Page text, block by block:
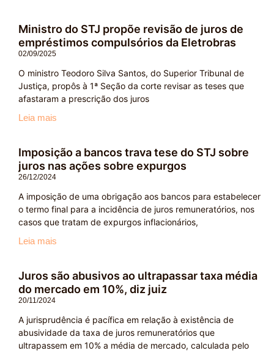
Ministro do STJ propõe revisão de juros de
empréstimos compulsórios da Eletrobras
02/09/2025
O ministro Teodoro Silva Santos, do Superior Tribunal de
Justiça, propôs à 1ª Seção da corte revisar as teses que
afastaram a prescrição dos juros
Leia mais
Imposição a bancos trava tese do STJ sobre
juros nas ações sobre expurgos
26/12/2024
A imposição de uma obrigação aos bancos para estabelecer
o termo final para a incidência de juros remuneratórios, nos
casos que tratam de expurgos inflacionários,
Leia mais
Juros são abusivos ao ultrapassar taxa média
do mercado em 10%, diz juiz
20/11/2024
A jurisprudência é pacífica em relação à existência de
abusividade da taxa de juros remuneratórios que
ultrapassem em 10% a média de mercado, calculada pelo